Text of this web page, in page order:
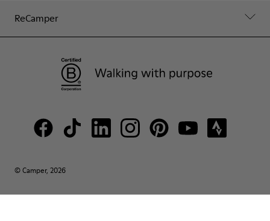
ReCamper
© Camper, 2026